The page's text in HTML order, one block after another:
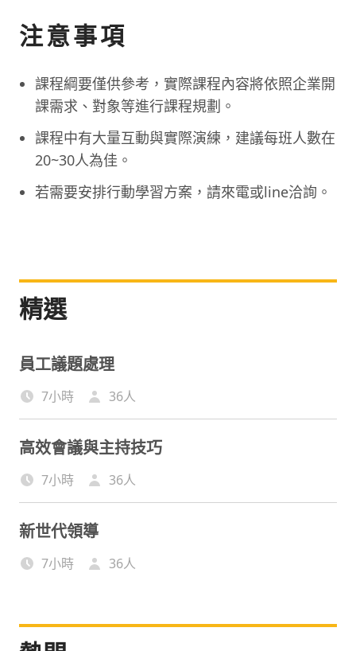
注意事項
課程綱要僅供參考，實際課程內容將依照企業開
課需求、對象等進行課程規劃。
課程中有大量互動與實際演練，建議每班人數在
20~30人為佳。
若需要安排行動學習方案，請來電或line洽詢。
精選
員工議題處理
7小時 36人
高效會議與主持技巧
7小時 36人
新世代領導
7小時 36人